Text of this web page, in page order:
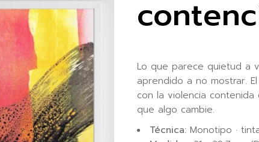
Lo que parece quietud a
aprendido a no mostrar.
con la violencia
que algo cambie.
Técnica: Monotipo ·